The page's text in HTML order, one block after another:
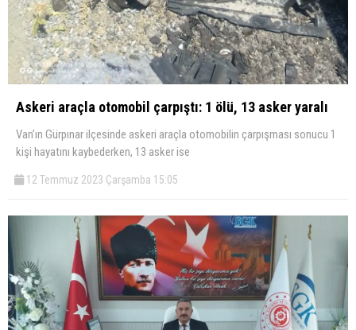
Askeri araçla otomobil çarpıştı: 1 ölü, 13 asker yaralı
Van’ın Gürpınar ilçesinde askeri araçla otomobilin çarpışması sonucu 1
kişi hayatını kaybederken, 13 asker ise
12 Temmuz 2023 Çarşamba 15:05